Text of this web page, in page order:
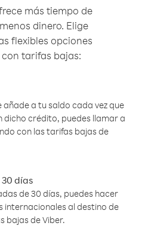
más tiempo de
dinero. Elige
flexibles opciones
tarifas bajas:
añade a tu saldo cada vez que
dicho crédito, puedes llamar a
con las tarifas bajas de
días
de 30 días, puedes hacer
internacionales al destino de
bajas de Viber.